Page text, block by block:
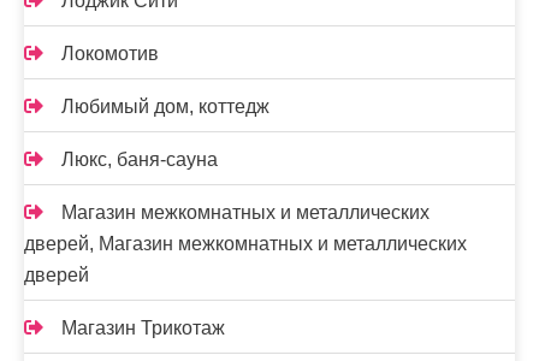
Локомотив
Любимый дом, коттедж
Люкс, баня-сауна
Магазин межкомнатных и металлических
дверей, Магазин межкомнатных и металлических
дверей
Магазин Трикотаж